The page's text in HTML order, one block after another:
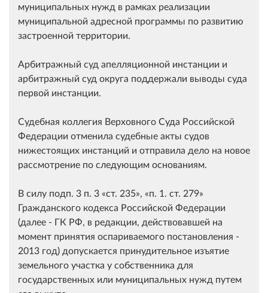
муниципальных нужд в рамках реализации
муниципальной адресной программы по развитию
застроенной территории.
Арбитражный суд апелляционной инстанции и
арбитражный суд округа поддержали выводы суда
первой инстанции.
Судебная коллегия Верховного Суда Российской
Федерации отменила судебные акты судов
нижестоящих инстанций и отправила дело на новое
рассмотрение по следующим основаниям.
В силу подп. 3 п. 3 ст. 235 ,
п. 1. ст. 279
Гражданского кодекса Российской Федерации
(далее - ГК РФ, в редакции, действовавшей на
момент принятия оспариваемого постановления -
2013 год) допускается принудительное изъятие
земельного участка у собственника для
государственных или муниципальных нужд путем